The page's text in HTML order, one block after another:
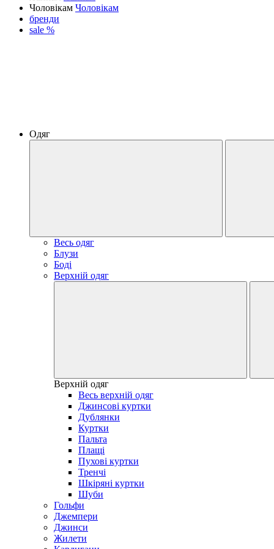
Чоловікам Чоловікам
бренди
sale %
Одяг
Весь одяг
Блузи
Боді
Верхній одяг
Верхній одяг
Весь верхній одяг
Джинсові куртки
Дублянки
Куртки
Пальта
Плащі
Пухові куртки
Тренчі
Шкіряні куртки
Шуби
Гольфи
Джемпери
Джинси
Жилети